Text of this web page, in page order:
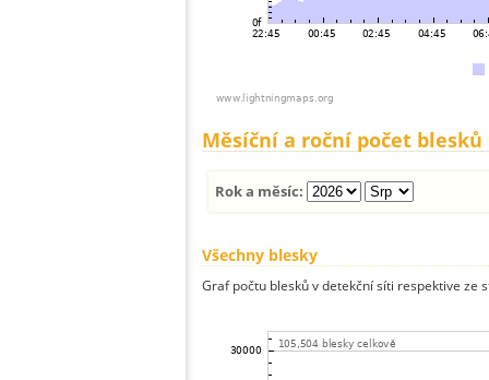
Měsíční a roční počet blesků
Rok a měsíc:
Všechny blesky
Graf počtu blesků v detekční síti respektive ze